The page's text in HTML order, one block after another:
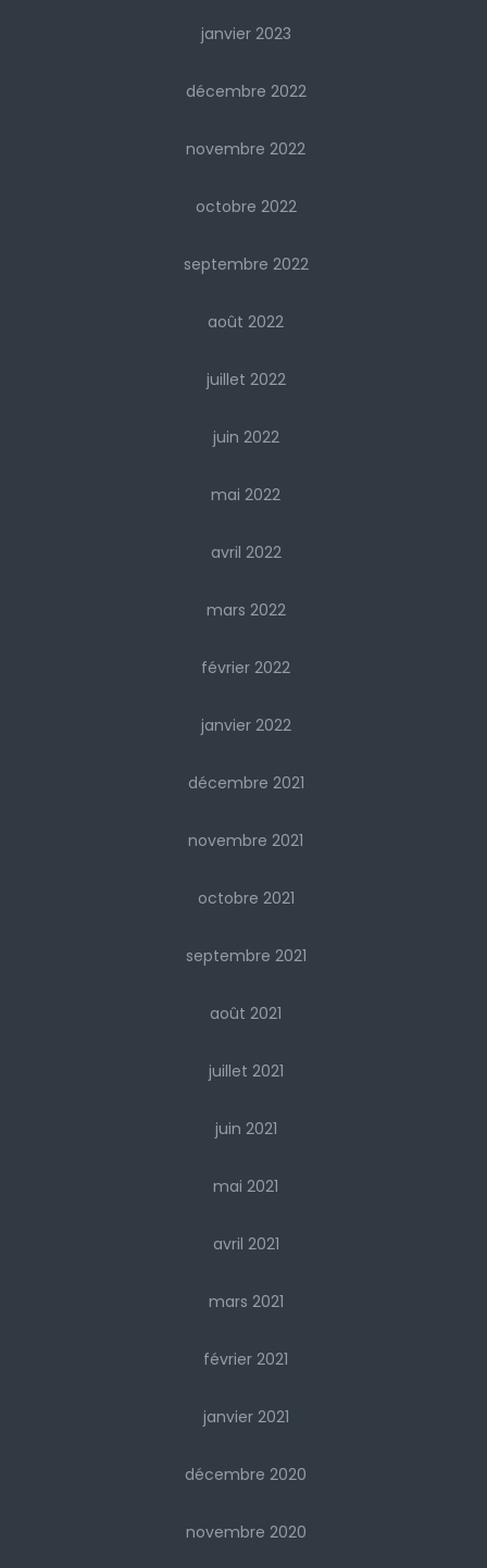
janvier 2023
décembre 2022
novembre 2022
octobre 2022
septembre 2022
août 2022
juillet 2022
juin 2022
mai 2022
avril 2022
mars 2022
février 2022
janvier 2022
décembre 2021
novembre 2021
octobre 2021
septembre 2021
août 2021
juillet 2021
juin 2021
mai 2021
avril 2021
mars 2021
février 2021
janvier 2021
décembre 2020
novembre 2020